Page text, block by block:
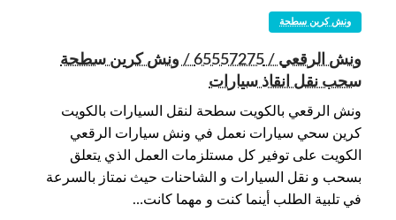
ونش كرين سطحة
ونش الرقعي / 65557275 / ونش كرين سطحة
سحب نقل انقاذ سيارات
ونش الرقعي بالكويت سطحة لنقل السيارات بالكويت
كرين سحي سيارات نعمل في ونش سيارات الرقعي
الكويت على توفير كل مستلزمات العمل الذي يتعلق
بسحب و نقل السيارات و الشاحنات حيث نمتاز بالسرعة
في تلبية الطلب أينما كنت و مهما كانت…